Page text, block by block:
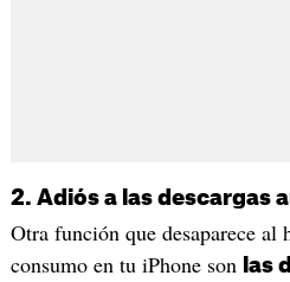
2. Adiós a las descargas
Otra función que desaparece
consumo en tu iPhone son las